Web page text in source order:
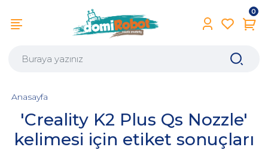
0
'Creality K2 Plus Qs Nozzle'
kelimesi için etiket sonuçları
Anasayfa